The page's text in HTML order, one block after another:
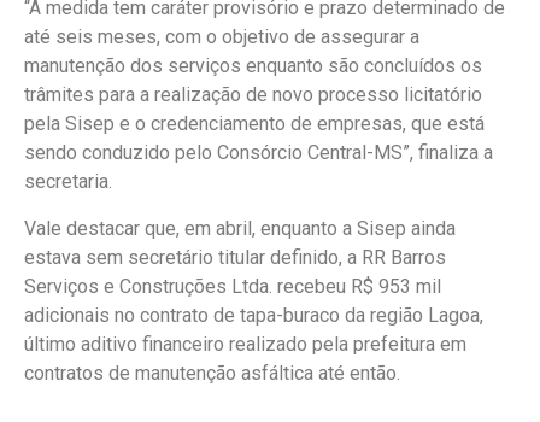
“A medida tem caráter provisório e prazo determinado de
até seis meses, com o objetivo de assegurar a
manutenção dos serviços enquanto são concluídos os
trâmites para a realização de novo processo licitatório
pela Sisep e o credenciamento de empresas, que está
sendo conduzido pelo Consórcio Central-MS”, finaliza a
secretaria.
Vale destacar que, em abril, enquanto a Sisep ainda
estava sem secretário titular definido, a RR Barros
Serviços e Construções Ltda. recebeu R$ 953 mil
adicionais no contrato de tapa-buraco da região Lagoa,
último aditivo financeiro realizado pela prefeitura em
contratos de manutenção asfáltica até então.